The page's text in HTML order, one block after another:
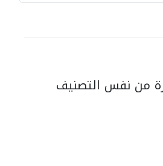
من نفس التصنيف